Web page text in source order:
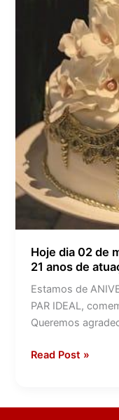
Hoje dia 02 de
21 anos de
Estamos de
PAR IDEAL,
Queremos
comemora
atuação.
Read Post »